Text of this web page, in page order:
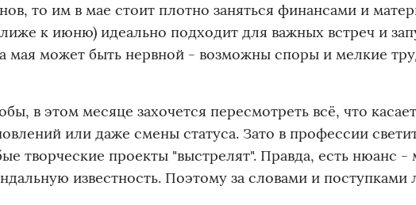
то им в мае стоит плотно заняться финансами и
к июню) идеально подходит для важных встреч и
мая может быть нервной - возможны споры и мелкие
в этом месяце захочется пересмотреть всё, что
или даже смены статуса. Зато в профессии
творческие проекты "выстрелят". Правда, есть нюанс
известность. Поэтому за словами и поступками